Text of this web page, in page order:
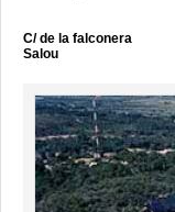
C/ de la falconera
Salou